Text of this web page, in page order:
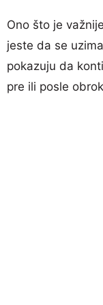
Ono što je
jeste da se
pokazuju da
pre ili posle